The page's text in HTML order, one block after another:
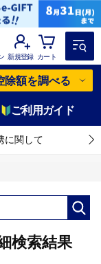
新規登録 カート
除額を調べる
ご利用ガイド
に関して
検索結果